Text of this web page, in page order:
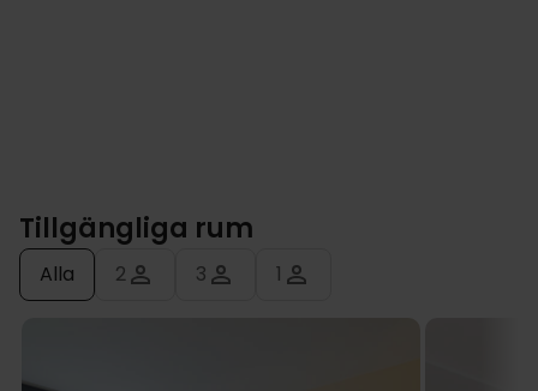
Tillgängliga rum
Alla 2 3 1